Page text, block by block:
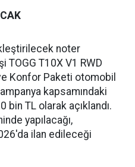
noter
TOGG T10X V1 RWD
Konfor Paketi otomobil
kapsamındaki
bin TL olarak açıklandı.
yapılacağı,
ilan edileceği